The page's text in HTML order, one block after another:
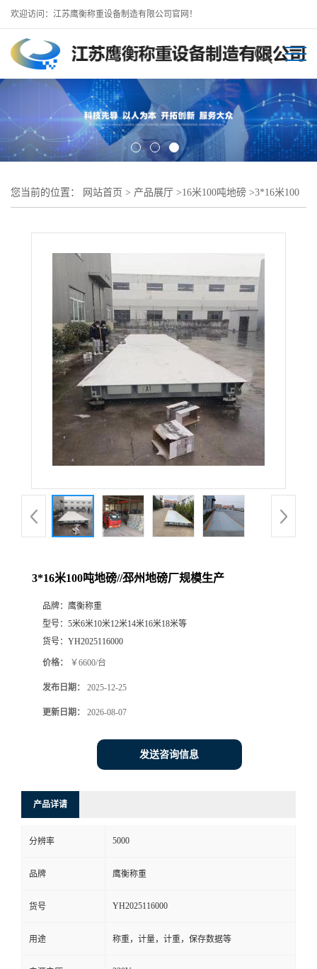
欢迎访问：江苏鹰衡称重设备制造有限公司官网！
您当前的位置： 网站首页 > 产品展厅 >16米100吨地磅 >3*16米100
3*16米100吨地磅//邳州地磅厂规模生产
品牌： 鹰衡称重
型号： 5米6米10米12米14米16米18米等
货号： YH2025116000
价格： ￥6600/台
发布日期： 2025-12-25
更新日期： 2026-08-07
发送咨询信息
产品详请
分辨率 5000
品牌 鹰衡称重
货号 YH2025116000
用途 称重，计量，计重，保存数据等